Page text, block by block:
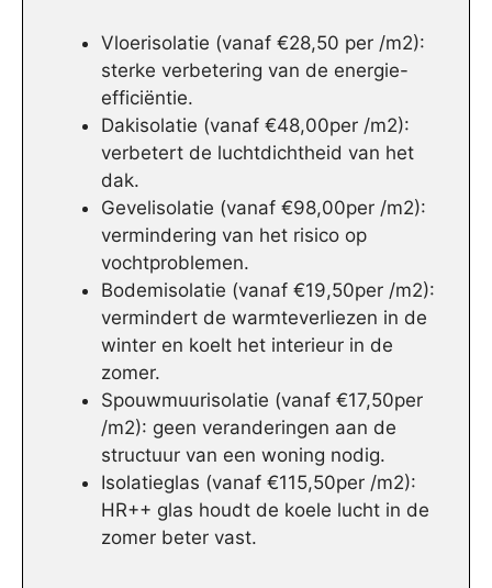
Vloerisolatie (vanaf €28,50 per /m2):
sterke verbetering van de energie-
efficiëntie.
Dakisolatie (vanaf €48,00per /m2):
verbetert de luchtdichtheid van het
dak.
Gevelisolatie (vanaf €98,00per /m2):
vermindering van het risico op
vochtproblemen.
Bodemisolatie (vanaf €19,50per /m2):
vermindert de warmteverliezen in de
winter en koelt het interieur in de
zomer.
Spouwmuurisolatie (vanaf €17,50per
/m2): geen veranderingen aan de
structuur van een woning nodig.
Isolatieglas (vanaf €115,50per /m2):
HR++ glas houdt de koele lucht in de
zomer beter vast.